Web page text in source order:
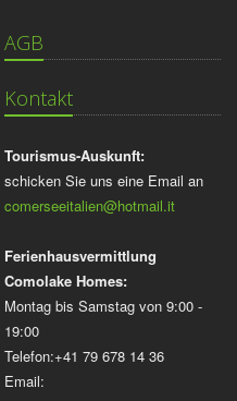
AGB
Kontakt
Tourismus-Auskunft:
schicken Sie uns eine Email an
comerseeitalien@hotmail.it
Ferienhausvermittlung
Comolake Homes:
Montag bis Samstag von 9:00 -
19:00
Telefon:+41 79 678 14 36
Email: